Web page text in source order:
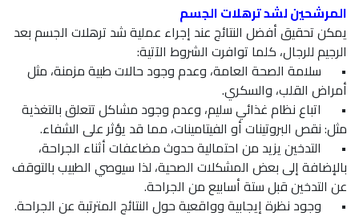
المرشحين لشد ترهلات الجسم
يمكن تحقيق أفضل النتائج عند إجراء عملية شد ترهلات الجسم بعد
الرجيم للرجال، كلما توافرت الشروط الآتية:
•
سلامة الصحة العامة، وعدم وجود حالات طبية مزمنة، مثل
أمراض القلب، والسكري.
•
اتباع نظام غذائي سليم، وعدم وجود مشاكل تتعلق بالتغذية
مثل: نقص البروتينات أو الفيتامينات، مما قد يؤثر على الشفاء.
•
التدخين يزيد من احتمالية حدوث مضاعفات أثناء الجراحة،
بالإضافة إلى بعض المشكلات الصحية، لذا سيوصي الطبيب بالتوقف
عن التدخين قبل ستة أسابيع من الجراحة.
•
وجود نظرة إيجابية وواقعية حول النتائج المترتبة عن الجراحة.